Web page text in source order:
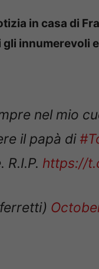
in casa di
innumerevoli
nel mio
il papà di
https://